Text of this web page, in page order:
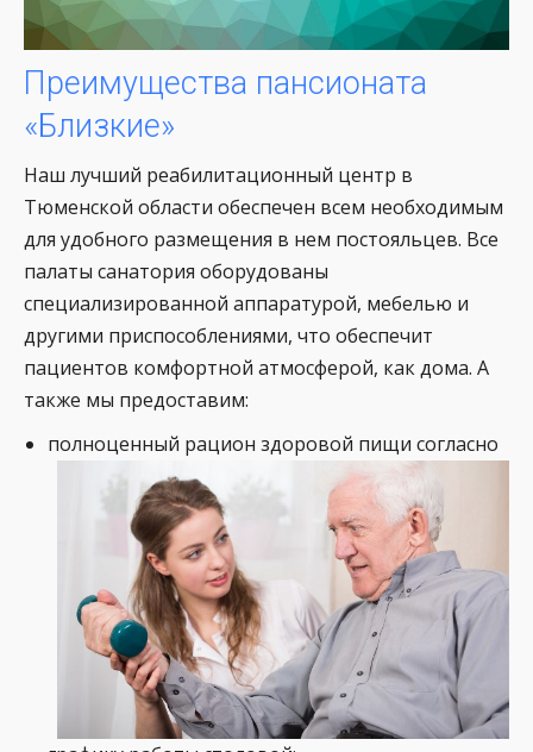
Преимущества пансионата
«Близкие»
Наш лучший реабилитационный центр в
Тюменской области обеспечен всем необходимым
для удобного размещения в нем постояльцев. Все
палаты санатория оборудованы
специализированной аппаратурой, мебелью и
другими приспособлениями, что обеспечит
пациентов комфортной атмосферой, как дома. А
также мы предоставим:
полноценный рацион здоровой пищи согласно